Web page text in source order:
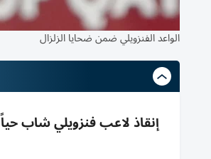
الواعد الفنزويلي ضمن ضحايا الزلزال